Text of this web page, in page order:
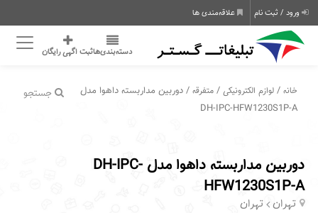
ورود / ثبت نام علاقه‌مندی ها
دسته‌بندی‌هاثبت اگهی رایگان
جستجو خانه /لوازم الکترونیکی /متفرقه / دوربین مداربسته داهوا مدل
DH-IPC-HFW1230S1P-A
دوربین مداربسته داهوا مدل DH-IPC-
HFW1230S1P-A
تهران تهران